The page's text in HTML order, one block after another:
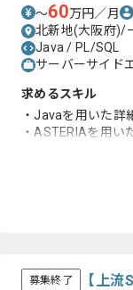
〜60万円／月
北新地(大阪府)/
Java / PL/SQL
サーバーサイド
求めるスキル
・Javaを用いた詳
・ASTERIAを用い
募集終了 【上